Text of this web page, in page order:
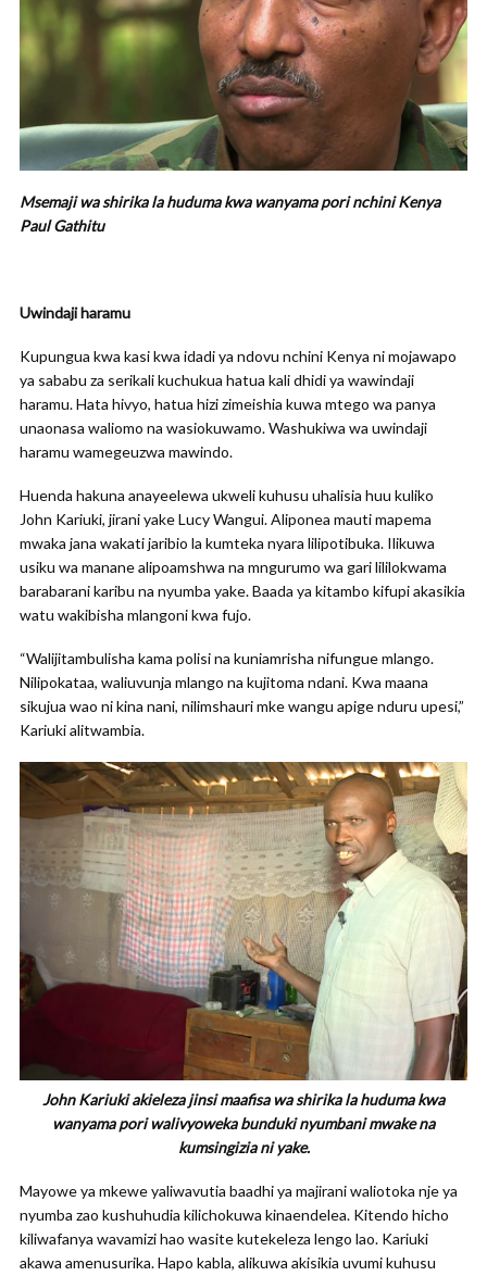
Msemaji wa shirika la huduma kwa wanyama pori nchini Kenya
Paul Gathitu
Uwindaji haramu
Kupungua kwa kasi kwa idadi ya ndovu nchini Kenya ni mojawapo
ya sababu za serikali kuchukua hatua kali dhidi ya wawindaji
haramu. Hata hivyo, hatua hizi zimeishia kuwa mtego wa panya
unaonasa waliomo na wasiokuwamo. Washukiwa wa uwindaji
haramu wamegeuzwa mawindo.
Huenda hakuna anayeelewa ukweli kuhusu uhalisia huu kuliko
John Kariuki, jirani yake Lucy Wangui. Aliponea mauti mapema
mwaka jana wakati jaribio la kumteka nyara lilipotibuka. Ilikuwa
usiku wa manane alipoamshwa na mngurumo wa gari lililokwama
barabarani karibu na nyumba yake. Baada ya kitambo kifupi akasikia
watu wakibisha mlangoni kwa fujo.
“Walijitambulisha kama polisi na kuniamrisha nifungue mlango.
Nilipokataa, waliuvunja mlango na kujitoma ndani. Kwa maana
sikujua wao ni kina nani, nilimshauri mke wangu apige nduru upesi,”
Kariuki alitwambia.
John Kariuki akieleza jinsi maafisa wa shirika la huduma kwa
wanyama pori walivyoweka bunduki nyumbani mwake na
kumsingizia ni yake.
Mayowe ya mkewe yaliwavutia baadhi ya majirani waliotoka nje ya
nyumba zao kushuhudia kilichokuwa kinaendelea. Kitendo hicho
kiliwafanya wavamizi hao wasite kutekeleza lengo lao. Kariuki
akawa amenusurika. Hapo kabla, alikuwa akisikia uvumi kuhusu